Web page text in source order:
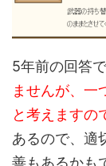
5年前の回答
ませんが、一
と考えますの
あるので、適